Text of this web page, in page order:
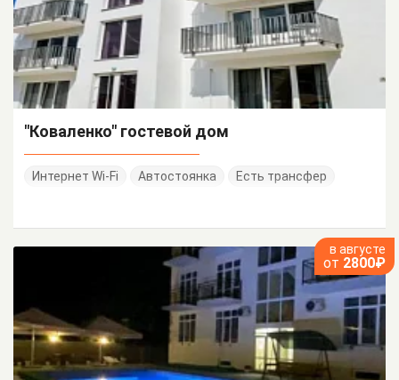
"Коваленко" гостевой дом
Интернет Wi-Fi Автостоянка Есть трансфер
в августе
от 2800₽